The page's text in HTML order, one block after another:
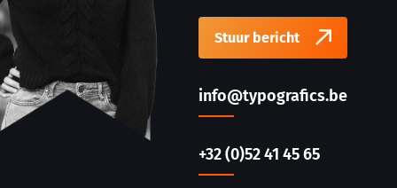
Stuur bericht
info@typografics.be
+32 (0)52 41 45 65